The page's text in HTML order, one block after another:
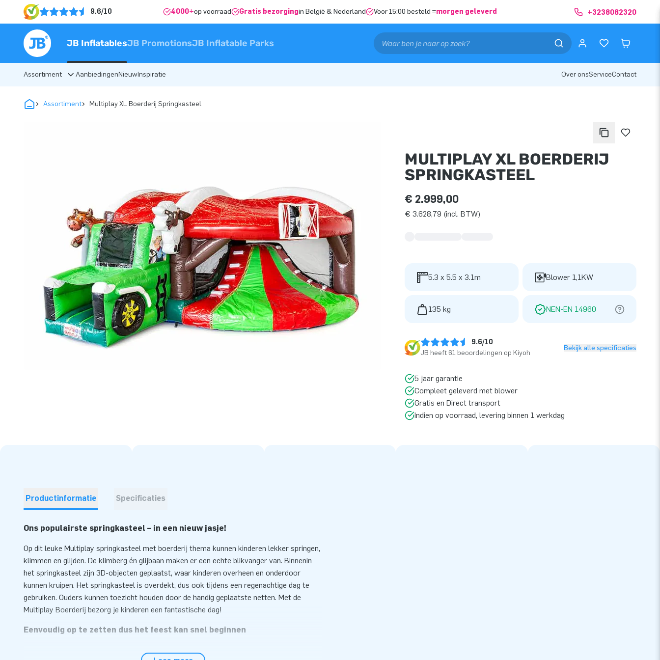
9.6/10 4000+op voorraad Gratis bezorgingin België & Nederland Voor 15:00 besteld =morgen geleverd +3238082320
JB InflatablesJB PromotionsJB Inflatable Parks
Assortiment AanbiedingenNieuwInspiratie Over onsServiceContact
Assortiment Multiplay XL Boerderij Springkasteel
MULTIPLAY XL BOERDERIJ
SPRINGKASTEEL
€ 2.999,00
€ 3.628,79 (incl. BTW)
5.3 x 5.5 x 3.1m Blower 1,1KW
135 kg NEN-EN 14960
9.6/10
JB heeft 61 beoordelingen op Kiyoh
Bekijk alle specificaties
5 jaar garantie
Compleet geleverd met blower
Gratis en Direct transport
Indien op voorraad, levering binnen 1 werkdag
Productinformatie Specificaties
Ons populairste springkasteel – in een nieuw jasje!
Op dit leuke Multiplay springkasteel met boerderij thema kunnen kinderen lekker springen,
klimmen en glijden. De klimberg én glijbaan maken er een echte blikvanger van. Binnenin
het springkasteel zijn 3D-objecten geplaatst, waar kinderen overheen en onderdoor
kunnen kruipen. Het springkasteel is overdekt, dus ook tijdens een regenachtige dag te
gebruiken. Ouders kunnen toezicht houden door de handig geplaatste netten. Met de
Multiplay Boerderij bezorg je kinderen een fantastische dag!
Eenvoudig op te zetten dus het feest kan snel beginnen